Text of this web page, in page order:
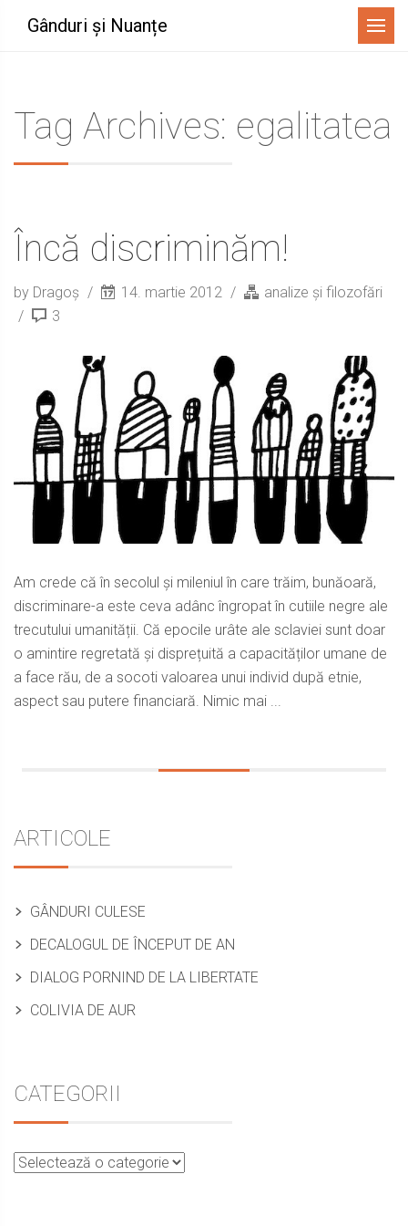
Gânduri și Nuanțe Menu
Tag Archives: egalitatea
Încă discriminăm!
by Dragoș 14. martie 2012
analize și filozofări
3
Am crede că în secolul și mileniul în care trăim, bunăoară,
discriminare-a este ceva adânc îngropat în cutiile negre ale
trecutului umanității. Că epocile urâte ale sclaviei sunt doar
o amintire regretată și disprețuită a capacităților umane de
a face rău, de a socoti valoarea unui individ după etnie,
aspect sau putere financiară. Nimic mai ...
Sidebar
ARTICOLE
GÂNDURI CULESE
DECALOGUL DE ÎNCEPUT DE AN
DIALOG PORNIND DE LA LIBERTATE
COLIVIA DE AUR
CATEGORII